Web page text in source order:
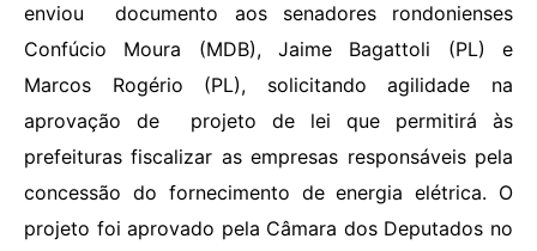
enviou documento aos senadores rondonienses
Confúcio Moura (MDB), Jaime Bagattoli (PL) e
Marcos Rogério (PL), solicitando agilidade na
aprovação de projeto de lei que permitirá às
prefeituras fiscalizar as empresas responsáveis pela
concessão do fornecimento de energia elétrica. O
projeto foi aprovado pela Câmara dos Deputados no